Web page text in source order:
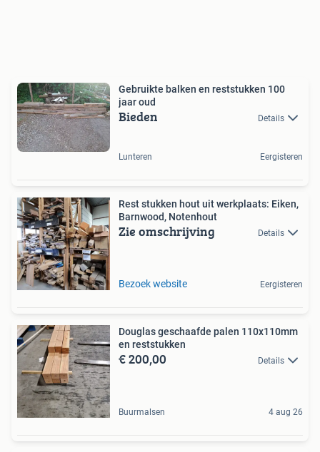
Gebruikte balken en reststukken 100
jaar oud
Bieden Details
Lunteren Eergisteren
Rest stukken hout uit werkplaats: Eiken,
Barnwood, Notenhout
Zie omschrijving Details
Bezoek website Eergisteren
Douglas geschaafde palen 110x110mm
en reststukken
€ 200,00 Details
Buurmalsen 4 aug 26